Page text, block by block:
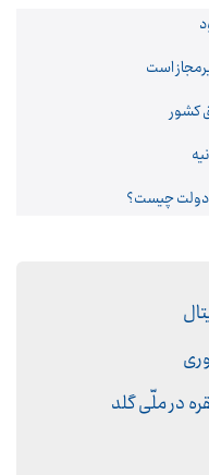
است
کشور
دولت چیست؟
در ملّی گلد